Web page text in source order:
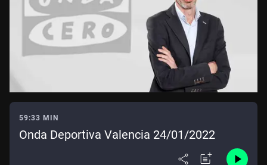
59:33 MIN
Onda Deportiva Valencia 24/01/2022